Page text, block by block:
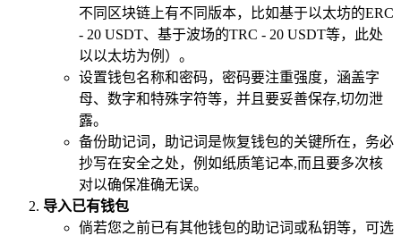
不同区块链上有不同版本，比如基于以太坊的ERC
- 20 USDT、基于波场的TRC - 20 USDT等，此处
以以太坊为例）。
设置钱包名称和密码，密码要注重强度，涵盖字
母、数字和特殊字符等，并且要妥善保存,切勿泄
露。
备份助记词，助记词是恢复钱包的关键所在，务必
抄写在安全之处，例如纸质笔记本,而且要多次核
对以确保准确无误。
导入已有钱包
倘若您之前已有其他钱包的助记词或私钥等，可选